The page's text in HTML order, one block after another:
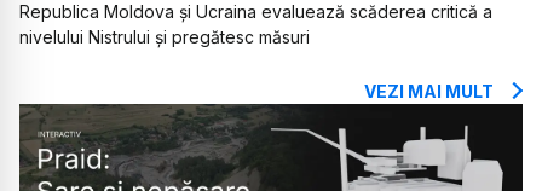
Republica Moldova și Ucraina evaluează scăderea critică a
nivelului Nistrului și pregătesc măsuri
VEZI MAI MULT